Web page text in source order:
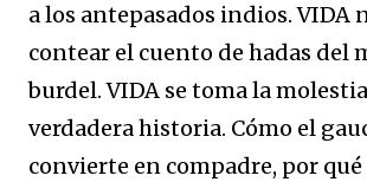
a los antepasados indios. VIDA
contear el cuento de hadas del
burdel. VIDA se toma la
verdadera historia. Cómo el
convierte en compadre, por